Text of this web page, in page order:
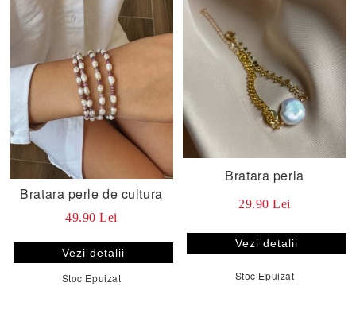
Bratara perle de cultura
49.90 Lei
Vezi detalii
Stoc Epuizat
Bratara perla
29.90 Lei
Vezi detalii
Stoc Epuizat